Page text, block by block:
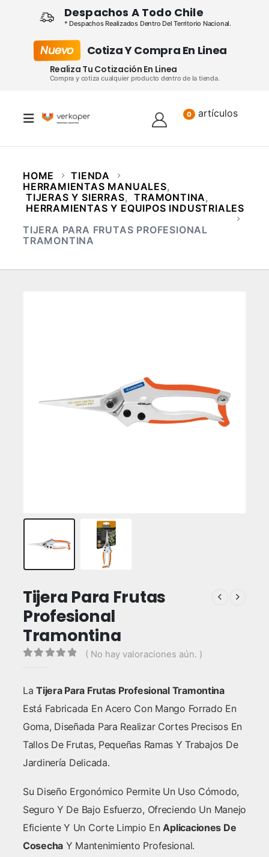
Despachos A Todo Chile
* Despachos Realizados Dentro Del Territorio Nacional.
Nuevo Cotiza Y Compra En Linea
Realiza Tu Cotización En Linea
Compra y cotiza cualquier producto dentro de la tienda.
0 artículos
HOME
TIENDA
HERRAMIENTAS MANUALES,
TIJERAS Y SIERRAS, TRAMONTINA,
HERRAMIENTAS Y EQUIPOS INDUSTRIALES
TIJERA PARA FRUTAS PROFESIONAL
TRAMONTINA
Tijera Para Frutas
Profesional
Tramontina
( No hay valoraciones aún. )
LaTijera Para Frutas Profesional Tramontina
Está Fabricada En Acero Con Mango Forrado En
Goma, Diseñada Para Realizar Cortes Precisos En
Tallos De Frutas, Pequeñas Ramas Y Trabajos De
Jardinería Delicada.
Su Diseño Ergonómico Permite Un Uso Cómodo,
Seguro Y De Bajo Esfuerzo, Ofreciendo Un Manejo
Eficiente Y Un Corte Limpio EnAplicaciones De
Cosecha Y Mantenimiento Profesional.